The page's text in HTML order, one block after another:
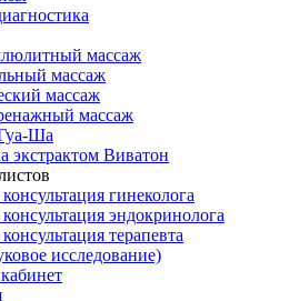
массаж
массаж
массаж
массаж
Ша
экстрактом Виватон
гинеколога
эндокринолога
терапевта
исследование)